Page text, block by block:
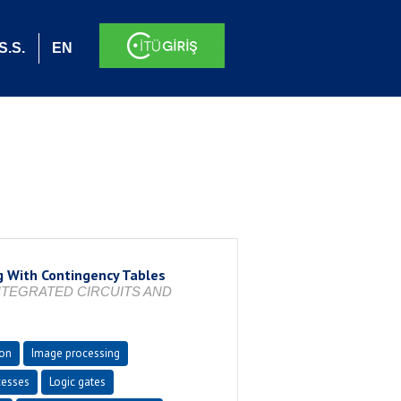
EN
Contingency Tables
CIRCUITS AND
Image processing
Logic gates